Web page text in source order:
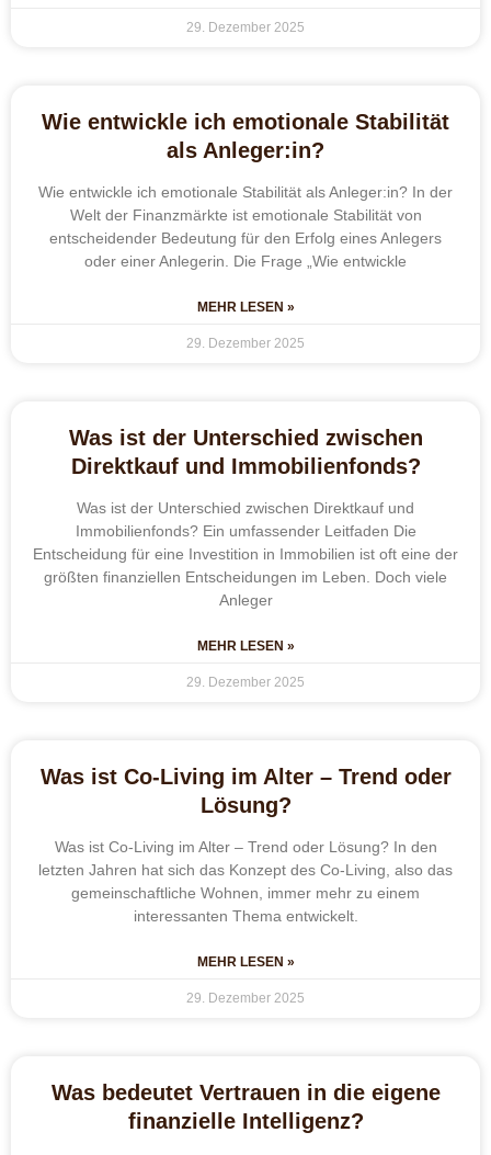
29. Dezember 2025
Wie entwickle ich emotionale Stabilität
als Anleger:in?
Wie entwickle ich emotionale Stabilität als Anleger:in? In der
Welt der Finanzmärkte ist emotionale Stabilität von
entscheidender Bedeutung für den Erfolg eines Anlegers
oder einer Anlegerin. Die Frage „Wie entwickle
MEHR LESEN »
29. Dezember 2025
Was ist der Unterschied zwischen
Direktkauf und Immobilienfonds?
Was ist der Unterschied zwischen Direktkauf und
Immobilienfonds? Ein umfassender Leitfaden Die
Entscheidung für eine Investition in Immobilien ist oft eine der
größten finanziellen Entscheidungen im Leben. Doch viele
Anleger
MEHR LESEN »
29. Dezember 2025
Was ist Co-Living im Alter – Trend oder
Lösung?
Was ist Co-Living im Alter – Trend oder Lösung? In den
letzten Jahren hat sich das Konzept des Co-Living, also das
gemeinschaftliche Wohnen, immer mehr zu einem
interessanten Thema entwickelt.
MEHR LESEN »
29. Dezember 2025
Was bedeutet Vertrauen in die eigene
finanzielle Intelligenz?